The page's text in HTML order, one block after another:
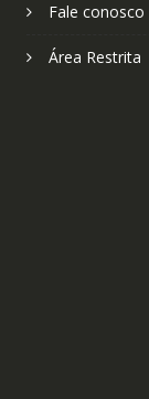
Fale conosco
Área Restrita